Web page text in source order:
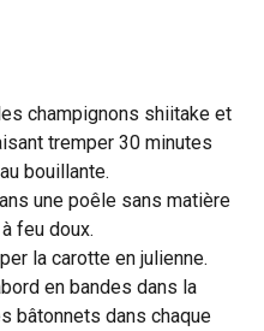
champignons shiitake et
tremper 30 minutes
bouillante.
une poêle sans matière
feu doux.
la carotte en julienne.
en bandes dans la
bâtonnets dans chaque